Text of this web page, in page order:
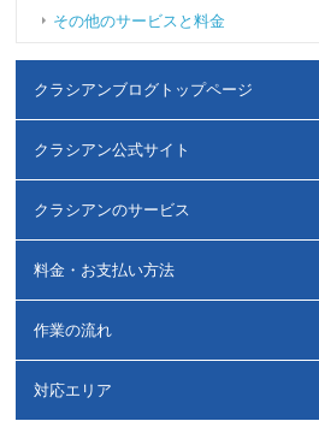
その他のサービスと料金
クラシアンブログトップページ
クラシアン公式サイト
クラシアンのサービス
料金・お支払い方法
作業の流れ
対応エリア